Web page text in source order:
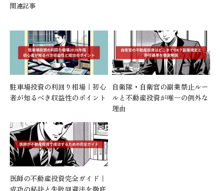
関連記事
駐車場投資の利回り相場｜初心
者が知るべき収益性のポイント
自衛隊・自衛官の副業禁止ルー
ルと不動産投資が唯一の例外な
理由
医師の不動産投資完全ガイド｜
成功の秘訣と失敗回避法を徹底